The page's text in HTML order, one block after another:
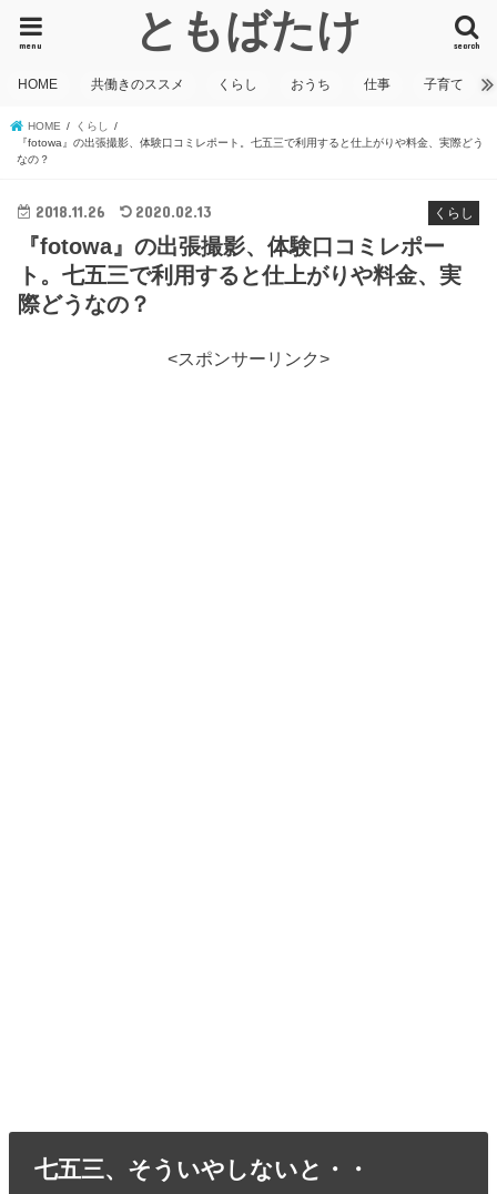
ともばたけ search
menu
HOME 共働きのススメ くらし おうち 仕事 子育て
HOME
くらし
『fotowa』の出張撮影、体験口コミレポート。七五三で利用すると仕上がりや料金、実際どう
なの？
くらし
2018.11.26 2020.02.13
『fotowa』の出張撮影、体験口コミレポー
ト。七五三で利用すると仕上がりや料金、実
際どうなの？
<スポンサーリンク>
七五三、そういやしないと・・